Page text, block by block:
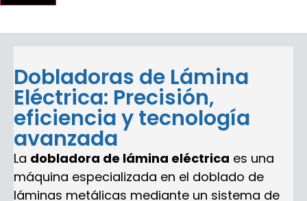
Dobladoras de Lámina
Eléctrica: Precisión,
eficiencia y tecnología
avanzada
La dobladora de lámina eléctrica es una
máquina especializada en el doblado de
láminas metálicas mediante un sistema de